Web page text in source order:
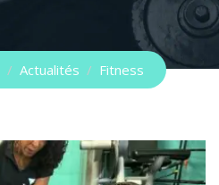
/ Actualités / Fitness